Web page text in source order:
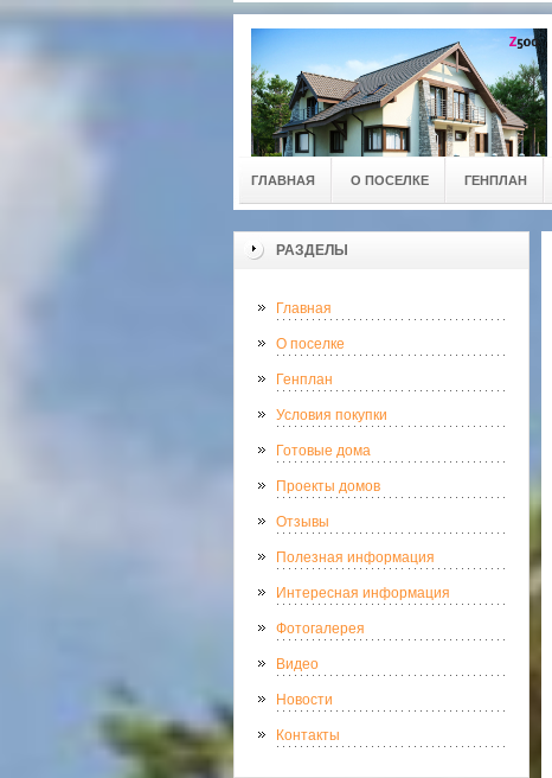
ГЛАВНАЯ О ПОСЕЛКЕ ГЕНПЛАН
РАЗДЕЛЫ
Главная
О поселке
Генплан
Условия покупки
Готовые дома
Проекты домов
Отзывы
Полезная информация
Интересная информация
Фотогалерея
Видео
Новости
Контакты